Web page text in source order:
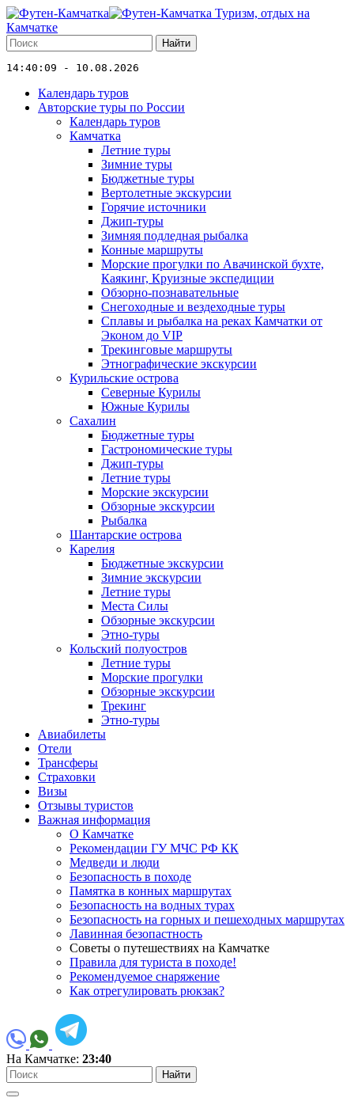
Туризм, отдых на
Камчатке
Найти
14:40:09 - 10.08.2026
Календарь туров
Авторские туры по России
Календарь туров
Камчатка
Летние туры
Зимние туры
Бюджетные туры
Вертолетные экскурсии
Горячие источники
Джип-туры
Зимняя подледная рыбалка
Конные маршруты
Морские прогулки по Авачинской бухте,
Каякинг, Круизные экспедиции
Обзорно-познавательные
Снегоходные и вездеходные туры
Сплавы и рыбалка на реках Камчатки от
Эконом до VIP
Трекинговые маршруты
Этнографические экскурсии
Курильские острова
Северные Курилы
Южные Курилы
Сахалин
Бюджетные туры
Гастрономические туры
Джип-туры
Летние туры
Морские экскурсии
Обзорные экскурсии
Рыбалка
Шантарские острова
Карелия
Бюджетные экскурсии
Зимние экскурсии
Летние туры
Места Силы
Обзорные экскурсии
Этно-туры
Кольский полуостров
Летние туры
Морские прогулки
Обзорные экскурсии
Трекинг
Этно-туры
Авиабилеты
Отели
Трансферы
Страховки
Визы
Отзывы туристов
Важная информация
О Камчатке
Рекомендации ГУ МЧС РФ КК
Медведи и люди
Безопасность в походе
Памятка в конных маршрутах
Безопасность на водных турах
Безопасность на горных и пешеходных маршрутах
Лавинная безопастность
Советы о путешествиях на Камчатке
Правила для туриста в походе!
Рекомендуемое снаряжение
Как отрегулировать рюкзак?
На Камчатке: 23:40
Найти